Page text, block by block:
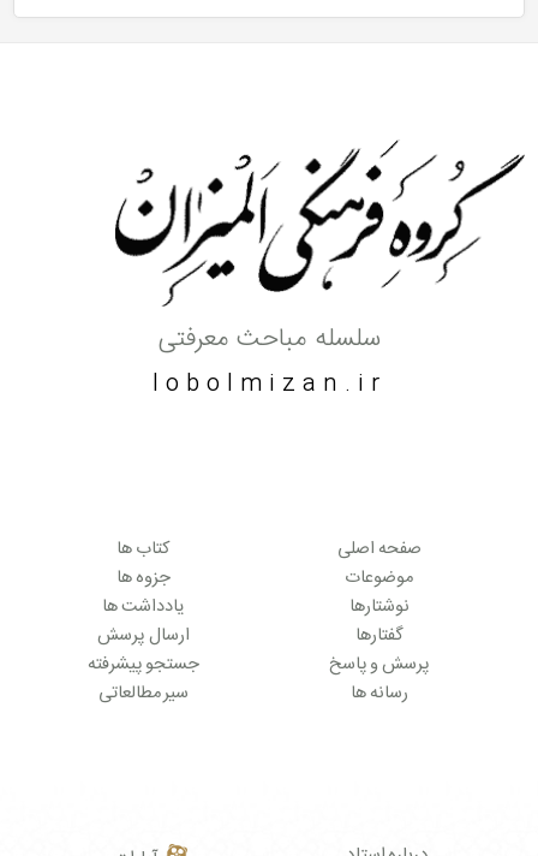
سلسله مباحث معرفتی
lobolmizan.ir
صفحه اصلی
موضوعات
نوشتارها
گفتارها
پرسش و پاسخ
رسانه ها
کتاب ها
جزوه ها
یادداشت ها
ارسال پرسش
جستجو پیشرفته
سیر مطالعاتی